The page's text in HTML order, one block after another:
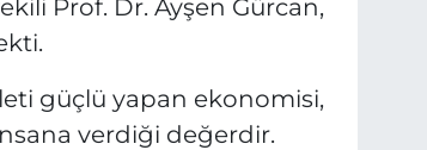
Prof. Dr. Ayşen Gürcan,
güçlü yapan ekonomisi,
verdiği değerdir.